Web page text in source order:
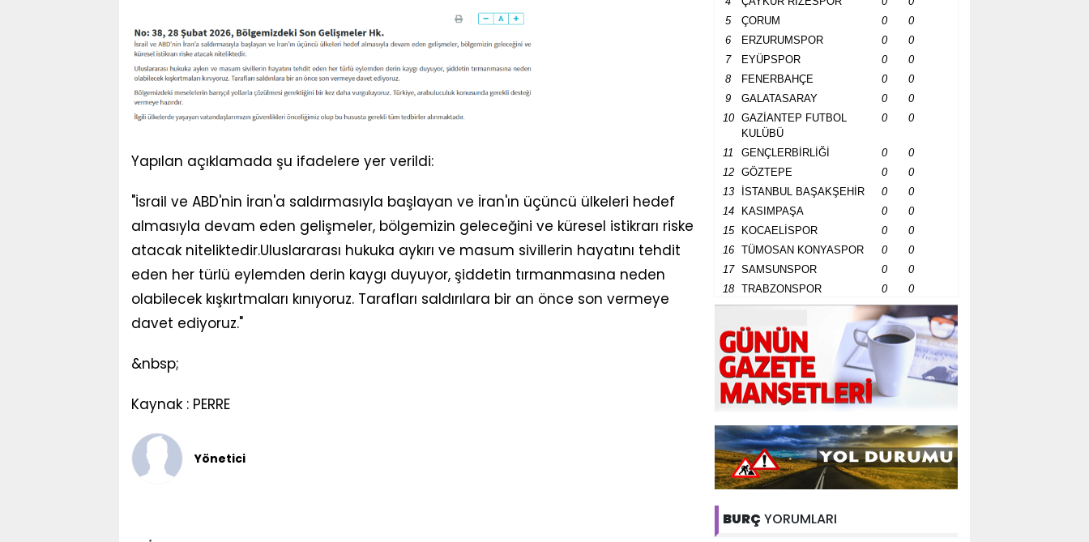
Yapılan açıklamada şu ifadelere yer verildi:
"İsrail ve ABD'nin İran'a saldırmasıyla başlayan ve İran'ın üçüncü ülkeleri hedef
almasıyla devam eden gelişmeler, bölgemizin geleceğini ve küresel istikrarı riske
atacak niteliktedir.Uluslararası hukuka aykırı ve masum sivillerin hayatını tehdit
eden her türlü eylemden derin kaygı duyuyor, şiddetin tırmanmasına neden
olabilecek kışkırtmaları kınıyoruz. Tarafları saldırılara bir an önce son vermeye
davet ediyoruz."
&nbsp;
Kaynak : PERRE
Yönetici
5
ÇORUM 0
0
6
ERZURUMSPOR 0
0
7
EYÜPSPOR 0
0
8
FENERBAHÇE 0
0
9
GALATASARAY 0
0
10
GAZİANTEP FUTBOL
KULÜBÜ
0 0
11 GENÇLERBİRLİĞİ 0
0
12
GÖZTEPE 0
0
13
İSTANBUL BAŞAKŞEHİR 0
0
14
KASIMPAŞA 0
0
15
KOCAELİSPOR 0
0
16
TÜMOSAN KONYASPOR 0
0
17
SAMSUNSPOR 0
0
18
TRABZONSPOR 0 0
BURÇ YORUMLARI